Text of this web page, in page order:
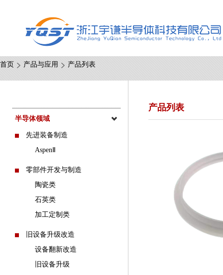
首页 产品与应用 产品列表
半导体领域
先进装备制造
AspenⅡ
零部件开发与制造
陶瓷类
石英类
加工定制类
旧设备升级改造
设备翻新改造
旧设备升级
产品列表